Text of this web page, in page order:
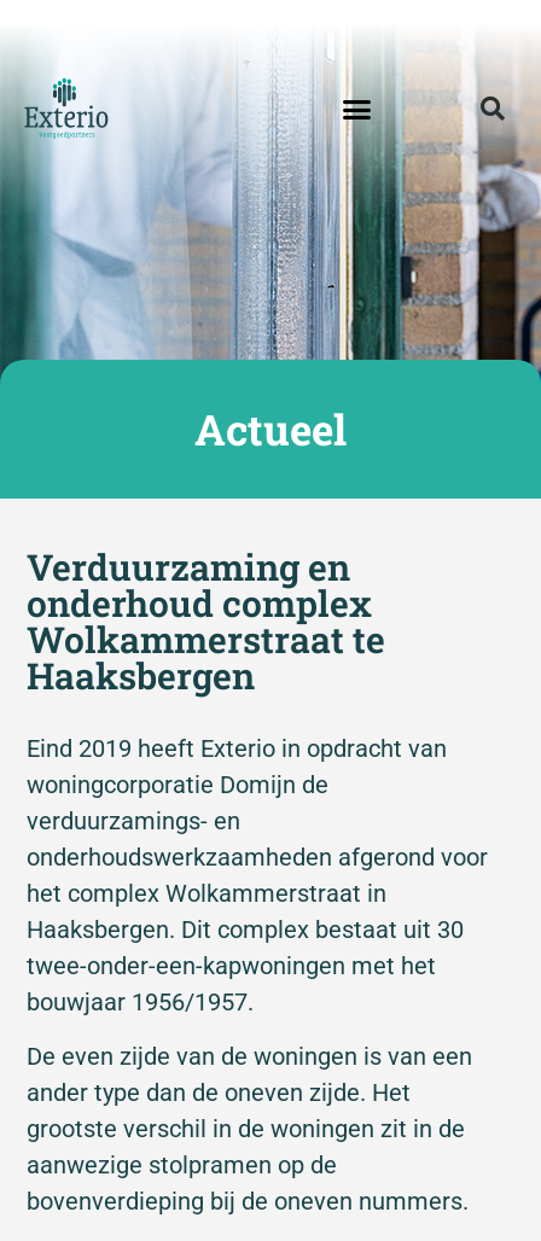
Actueel
Verduurzaming en
onderhoud complex
Wolkammerstraat te
Haaksbergen
Eind 2019 heeft Exterio in opdracht van
woningcorporatie Domijn de
verduurzamings- en
onderhoudswerkzaamheden afgerond voor
het complex Wolkammerstraat in
Haaksbergen. Dit complex bestaat uit 30
twee-onder-een-kapwoningen met het
bouwjaar 1956/1957.
De even zijde van de woningen is van een
ander type dan de oneven zijde. Het
grootste verschil in de woningen zit in de
aanwezige stolpramen op de
bovenverdieping bij de oneven nummers.